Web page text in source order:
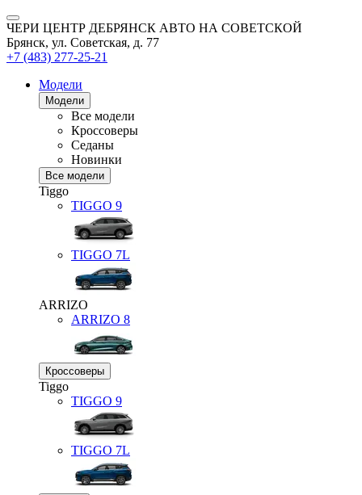
ЧЕРИ ЦЕНТР ДЕБРЯНСК АВТО НА СОВЕТСКОЙ
Брянск, ул. Советская, д. 77
+7 (483) 277-25-21
Модели
Модели
Все модели
Кроссоверы
Седаны
Новинки
Все модели
Tiggo
TIGGO 9
TIGGO 7L
ARRIZO
ARRIZO 8
Кроссоверы
Tiggo
TIGGO 9
TIGGO 7L